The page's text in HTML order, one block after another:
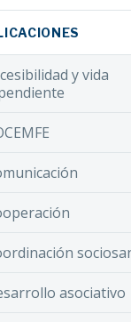
y vida
asociativo